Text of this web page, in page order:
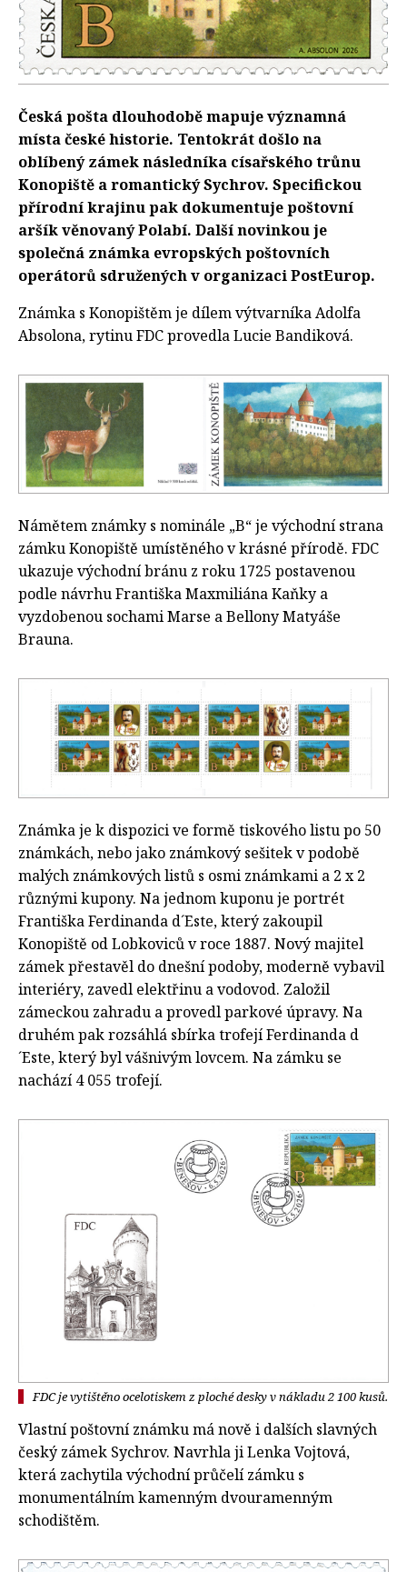
Česká pošta dlouhodobě mapuje významná
místa české historie. Tentokrát došlo na
oblíbený zámek následníka císařského trůnu
Konopiště a romantický Sychrov. Specifickou
přírodní krajinu pak dokumentuje poštovní
aršík věnovaný Polabí. Další novinkou je
společná známka evropských poštovních
operátorů sdružených v organizaci PostEurop.
Známka s Konopištěm je dílem výtvarníka Adolfa
Absolona, rytinu FDC provedla Lucie Bandiková.
Námětem známky s nominále „B“ je východní strana
zámku Konopiště umístěného v krásné přírodě. FDC
ukazuje východní bránu z roku 1725 postavenou
podle návrhu Františka Maxmiliána Kaňky a
vyzdobenou sochami Marse a Bellony Matyáše
Brauna.
Známka je k dispozici ve formě tiskového listu po 50
známkách, nebo jako známkový sešitek v podobě
malých známkových listů s osmi známkami a 2 x 2
různými kupony. Na jednom kuponu je portrét
Františka Ferdinanda d´Este, který zakoupil
Konopiště od Lobkoviců v roce 1887. Nový majitel
zámek přestavěl do dnešní podoby, moderně vybavil
interiéry, zavedl elektřinu a vodovod. Založil
zámeckou zahradu a provedl parkové úpravy. Na
druhém pak rozsáhlá sbírka trofejí Ferdinanda d
´Este, který byl vášnivým lovcem. Na zámku se
nachází 4 055 trofejí.
FDC je vytištěno ocelotiskem z ploché desky v nákladu 2 100 kusů.
Vlastní poštovní známku má nově i dalších slavných
český zámek Sychrov. Navrhla ji Lenka Vojtová,
která zachytila východní průčelí zámku s
monumentálním kamenným dvouramenným
schodištěm.